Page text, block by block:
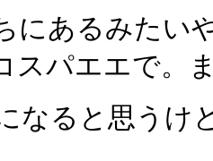
あるみたい
スパエエで。
なると思うけ